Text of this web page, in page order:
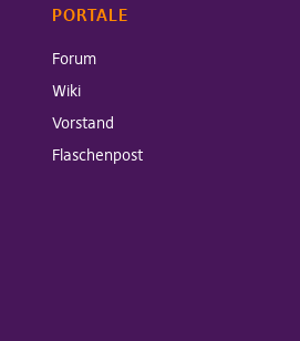
PORTALE
Forum
Wiki
Vorstand
Flaschenpost